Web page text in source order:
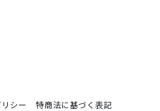
シー 特商法に基づく表記